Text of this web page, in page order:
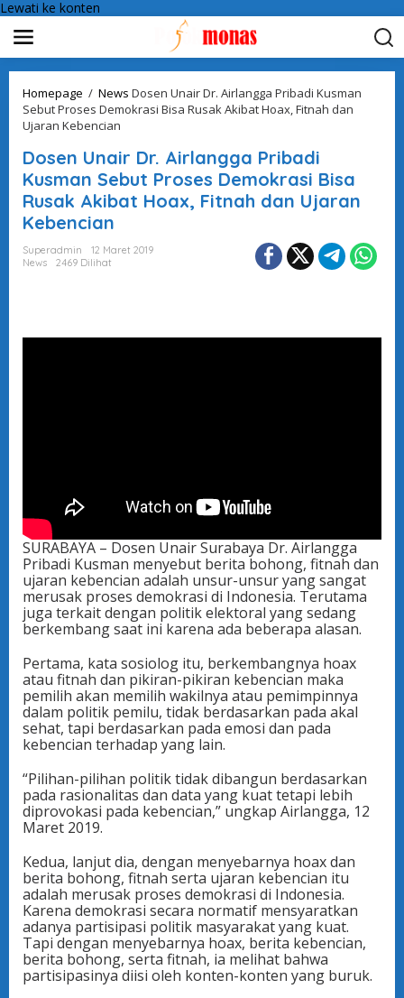
Lewati ke konten
Homepage / News Dosen Unair Dr. Airlangga Pribadi Kusman
Sebut Proses Demokrasi Bisa Rusak Akibat Hoax, Fitnah dan
Ujaran Kebencian
Dosen Unair Dr. Airlangga Pribadi
Kusman Sebut Proses Demokrasi Bisa
Rusak Akibat Hoax, Fitnah dan Ujaran
Kebencian
Superadmin
12 Maret 2019
News
2469 Dilihat
SURABAYA – Dosen Unair Surabaya Dr. Airlangga
Pribadi Kusman menyebut berita bohong, fitnah dan
ujaran kebencian adalah unsur-unsur yang sangat
merusak proses demokrasi di Indonesia. Terutama
juga terkait dengan politik elektoral yang sedang
berkembang saat ini karena ada beberapa alasan.
Pertama, kata sosiolog itu, berkembangnya hoax
atau fitnah dan pikiran-pikiran kebencian maka
pemilih akan memilih wakilnya atau pemimpinnya
dalam politik pemilu, tidak berdasarkan pada akal
sehat, tapi berdasarkan pada emosi dan pada
kebencian terhadap yang lain.
“Pilihan-pilihan politik tidak dibangun berdasarkan
pada rasionalitas dan data yang kuat tetapi lebih
diprovokasi pada kebencian,” ungkap Airlangga, 12
Maret 2019.
Kedua, lanjut dia, dengan menyebarnya hoax dan
berita bohong, fitnah serta ujaran kebencian itu
adalah merusak proses demokrasi di Indonesia.
Karena demokrasi secara normatif mensyaratkan
adanya partisipasi politik masyarakat yang kuat.
Tapi dengan menyebarnya hoax, berita kebencian,
berita bohong, serta fitnah, ia melihat bahwa
partisipasinya diisi oleh konten-konten yang buruk.